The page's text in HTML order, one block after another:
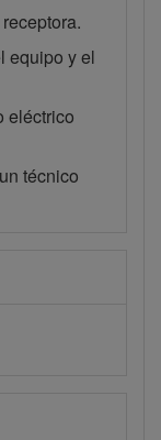
equipo y el
eléctrico
técnico